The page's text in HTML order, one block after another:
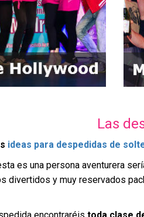
Las
ideas para despedidas de
es una persona aventurera
divertidos y muy reservados